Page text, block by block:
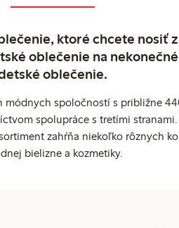
ktoré chcete nosiť
oblečenie na
oblečenie.
spoločností s približne
spolupráce s tretími
zahŕňa niekoľko rôznych
bielizne a kozmetiky.